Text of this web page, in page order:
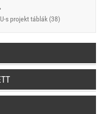
s projekt táblák (38)